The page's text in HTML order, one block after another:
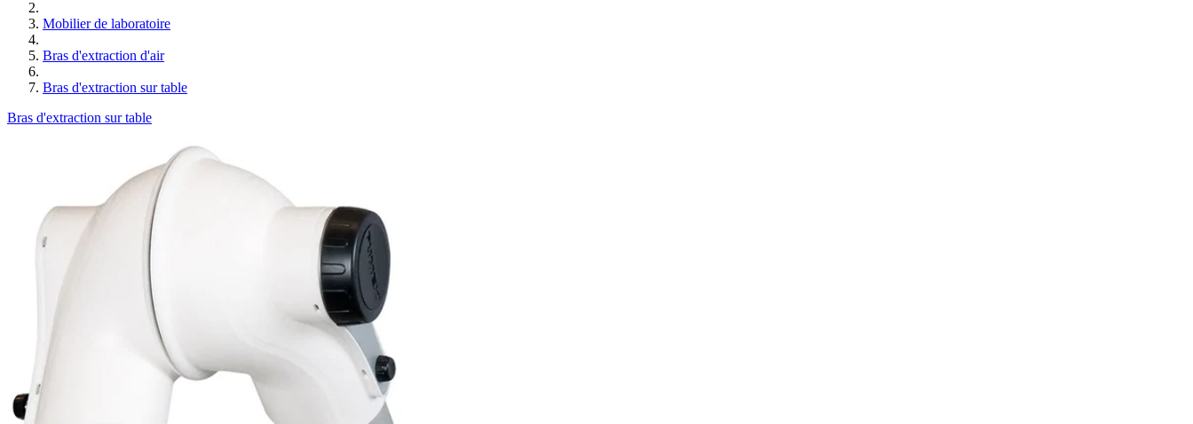
Mobilier de laboratoire
Bras d'extraction d'air
Bras d'extraction sur table
Bras d'extraction sur table